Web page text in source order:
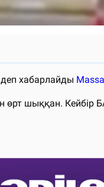
хабарлайды
шыққан. Кейбір